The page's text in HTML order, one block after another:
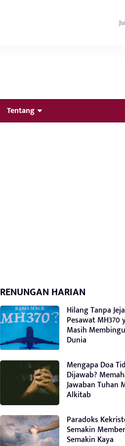
Tentang
RENUNGAN HARIAN
Hilang Tanpa
Pesawat MH370
Masih
Dunia
Mengapa Doa
Dijawab?
Jawaban Tuhan
Alkitab
Paradoks
Semakin
Semakin Kaya